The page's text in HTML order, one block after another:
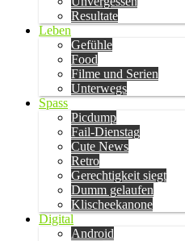
Resultate
Leben
Gefühle
Food
Filme und Serien
Unterwegs
Spass
Picdump
Fail-Dienstag
Cute News
Retro
Gerechtigkeit siegt
Dumm gelaufen
Klischeekanone
Digital
Android